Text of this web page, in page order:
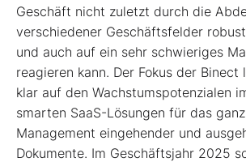
Geschäft nicht zuletzt durch die
verschiedener Geschäftsfelder
und auch auf ein sehr schwieriges
reagieren kann. Der Fokus der
klar auf den Wachstumspotenzialen
smarten SaaS-Lösungen für das
Management eingehender und
Dokumente. Im Geschäftsjahr 2025